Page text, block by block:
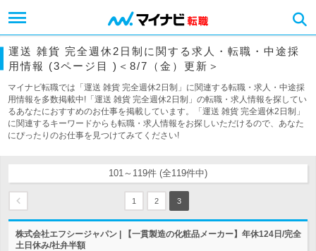
運送 雑貨 完全週休2日制に関する求人・転職・中途採
用情報 (3ページ目 )＜8/7（金）更新＞
マイナビ転職では「運送 雑貨 完全週休2日制」に関連する転職・求人・中途採
用情報を多数掲載中!「運送 雑貨 完全週休2日制」の転職・求人情報を探してい
るあなたにおすすめのお仕事を掲載しています。「運送 雑貨 完全週休2日制」
に関連するキーワードからも転職・求人情報をお探しいただけるので、あなた
にぴったりのお仕事を見つけてみてください!
101～119件 (全119件中)
1 2 3
株式会社エフシージャパン | 【一貫製造の化粧品メーカー】年休124日/完全
土日休み/社弁半額